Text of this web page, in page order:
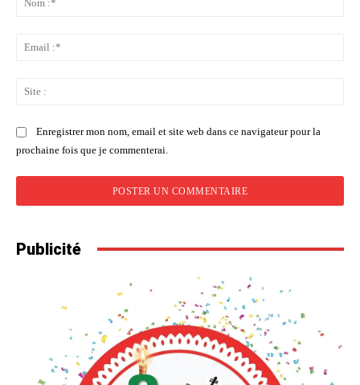
Enregistrer mon nom, email et site web dans ce navigateur pour la
prochaine fois que je commenterai.
Publicité